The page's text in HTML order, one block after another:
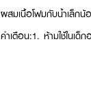
ผสมเนื้อโฟมกับน้ำเล็กน้
คำเตือน:1. ห้ามใช้ในเด็